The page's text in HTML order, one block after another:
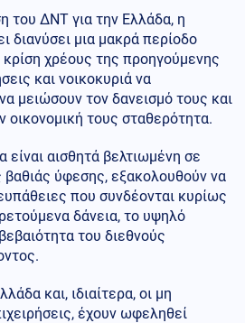
του ΔΝΤ για την Ελλάδα, η
διανύσει μια μακρά περίοδο
χρέους της προηγούμενης
και νοικοκυριά να
μειώσουν τον δανεισμό τους και
οικονομική τους σταθερότητα.
είναι αισθητά βελτιωμένη σε
βαθιάς ύφεσης, εξακολουθούν να
που συνδέονται κυρίως
δάνεια, το υψηλό
του διεθνούς
και, ιδιαίτερα, οι μη
έχουν ωφεληθεί